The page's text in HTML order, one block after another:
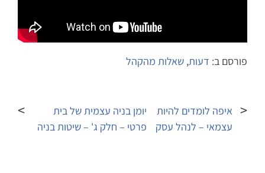
פורסם ב: דעות, שאלות מהקהל
איפה לומדים להיות
עצמאי – לנהל עסק
יומן בניה עצמית של בית
פרטי – חלק ג' – שיטות בניה